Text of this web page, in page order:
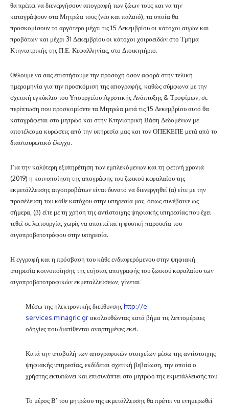
θα πρέπει να διενεργήσουν απογραφή των ζώων τους και να την
καταγράψουν στα Μητρώα τους (νέο και παλαιό), τα οποία θα
προσκομίσουν το αργότερο μέχρι τις 15 Δεκεμβρίου οι κάτοχοι αιγών και
προβάτων και μέχρι 31 Δεκεμβρίου οι κάτοχοι χοιροειδών στο Τμήμα
Κτηνιατρικής της Π.Ε. Κεφαλληνίας, στο Διοικητήριο.
Θέλουμε να σας επιστήσουμε την προσοχή όσον αφορά στην τελική
ημερομηνία για την προσκόμιση της απογραφής, καθώς σύμφωνα με την
σχετική εγκύκλιο του Υπουργείου Αγροτικής Ανάπτυξης & Τροφίμων, σε
περίπτωση που προσκομίσετε τα Μητρώα μετά τις 15 Δεκεμβρίου αυτό θα
καταγράφεται στο μητρώο και στην Κτηνιατρική Βάση Δεδομένων με
αποτέλεσμα κυρώσεις από την υπηρεσία μας και τον ΟΠΕΚΕΠΕ μετά από το
διασταυρωτικό έλεγχο.
Για την καλύτερη εξυπηρέτηση των εμπλεκόμενων και τη φετινή χρονιά
(2019) η κοινοποίηση της απογράφης του ζωικού κεφαλαίου της
εκμετάλλευσης αιγοπροβάτων είναι δυνατό να διενεργηθεί (α) είτε με την
προσέλευση του κάθε κατόχου στην υπηρεσία μας, όπως συνέβαινε ως
σήμερα, (β) είτε με τη χρήση της αντίστοιχης ψηφιακής υπηρεσίας που έχει
τεθεί σε λειτουργία, χωρίς να απαιτείται η φυσική παρουσία του
αιγοπροβατοτρόφου στην υπηρεσία.
Η εγγραφή και η πρόσβαση του κάθε ενδιαφερόμενου στην ψηφιακή
υπηρεσία κοινοποίησης της ετήσιας απογραφής του ζωικού κεφαλαίου των
αιγοπροβατοτροφικών εκμεταλλεύσεων, γίνεται:
Μέσω της ηλεκτρονικής διεύθυνσηςhttp://e-
services.minagric.grακολουθώντας κατά βήμα τις λεπτομέρειες
οδηγίες που διατίθενται αναρτημένες εκεί.
Κατά την υποβολή των απογραφικών στοιχείων μέσω της αντίστοιχης
ψηφιακής υπηρεσίας, εκδίδεται σχετική βεβαίωση, την οποία ο
χρήστης εκτυπώνει και επισυνάπτει στο μητρώο της εκμετάλλευσής του.
Το μέρος Β’ του μητρώου της εκμετάλλευσης θα πρέπει να ενημερωθεί